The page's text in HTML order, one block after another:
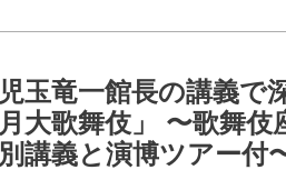
児玉竜一館長の講義で
月大歌舞伎」 〜歌舞伎
別講義と演博ツアー付